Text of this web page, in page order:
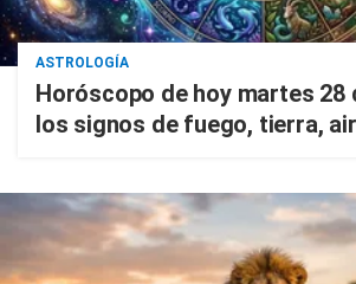
ASTROLOGÍA
Horóscopo de hoy martes 28
los signos de fuego, tierra,